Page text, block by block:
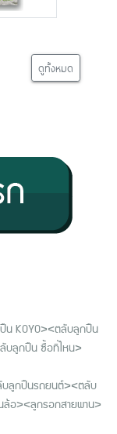
ดูทั้งหมด
KOYO><ตลับลูกปืน
บลูกปืน ซื้อที่ไหน>
ลูกปืนรถยนต์><ตลับ
อ><ลูกรอกสายพาน>